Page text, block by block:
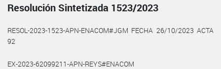
Resolución Sintetizada 1523/2023
RESOL-2023-1523-APN-ENACOM#JGM FECHA 26/10/2023 ACTA
92
EX-2023-62099211-APN-REYS#ENACOM